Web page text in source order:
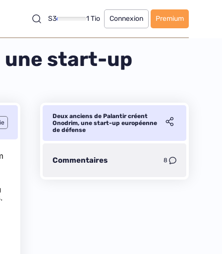
S3 1 Tio Connexion Premium
une start-up
Deux anciens de Palantir créent
Onodrim, une start-up européenne
de défense
Commentaires 8